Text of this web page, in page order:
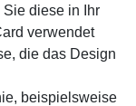
diese in Ihr
verwendet
die das Design
beispielsweise